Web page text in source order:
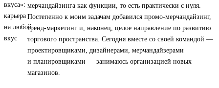
мерчандайзинга как функции, то есть практически с нуля.
Постепенно к моим задачам добавился промо-мерчандайзинг,
тренд-маркетинг и, наконец, целое направление по развитию
торгового пространства. Сегодня вместе со своей командой —
проектировщиками, дизайнерами, мерчандайзерами
и планировщиками — занимаюсь организацией новых
магазинов.